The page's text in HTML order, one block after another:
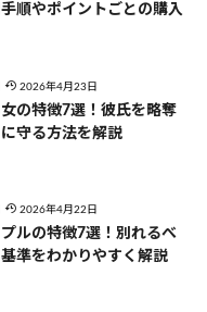
順やポイントごとの購入
2026年4月23日
の特徴7選！彼氏を略奪
守る方法を解説
2026年4月22日
ルの特徴7選！別れるべ
準をわかりやすく解説